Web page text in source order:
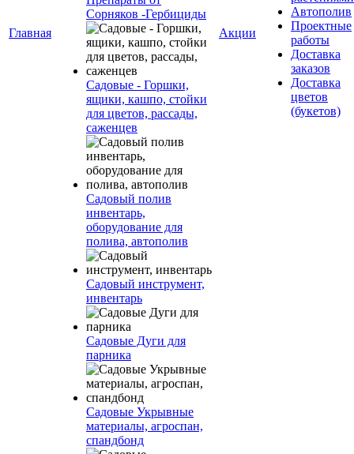
Главная
Сорняков -Гербициды
Садовые - Горшки,
ящики, кашпо, стойки
для цветов, рассады,
саженцев
Садовый полив
инвентарь,
оборудование для
полива, автополив
Садовый инструмент,
инвентарь
Садовые Дуги для
парника
Садовые Укрывные
материалы, агроспан,
спандбонд
Акции
Автополив
Проектные
работы
Доставка
заказов
Доставка
цветов
(букетов)